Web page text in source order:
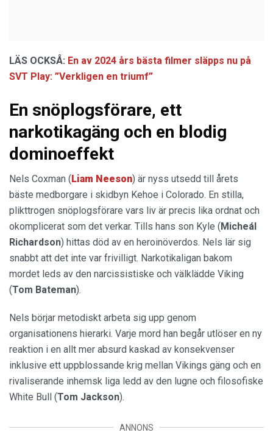
LÄS OCKSÅ: En av 2024 års bästa filmer släpps nu på
SVT Play: ”Verkligen en triumf”
En snöplogsförare, ett
narkotikagäng och en blodig
dominoeffekt
Nels Coxman (Liam Neeson) är nyss utsedd till årets
bäste medborgare i skidbyn Kehoe i Colorado. En stilla,
plikttrogen snöplogsförare vars liv är precis lika ordnat och
okomplicerat som det verkar. Tills hans son Kyle (Micheál
Richardson) hittas död av en heroinöverdos. Nels lär sig
snabbt att det inte var frivilligt. Narkotikaligan bakom
mordet leds av den narcissistiske och välklädde Viking
(Tom Bateman).
Nels börjar metodiskt arbeta sig upp genom
organisationens hierarki. Varje mord han begår utlöser en ny
reaktion i en allt mer absurd kaskad av konsekvenser
inklusive ett uppblossande krig mellan Vikings gäng och en
rivaliserande inhemsk liga ledd av den lugne och filosofiske
White Bull (Tom Jackson).
ANNONS